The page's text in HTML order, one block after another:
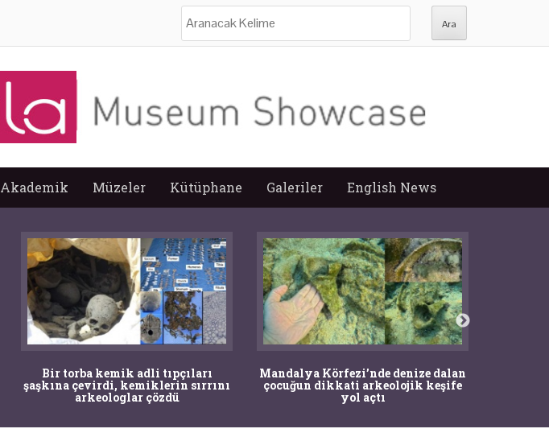
Akademik Müzeler Kütüphane Galeriler English News
Bir torba kemik adli tıpçıları
şaşkına çevirdi, kemiklerin sırrını
arkeologlar çözdü
Mandalya Körfezi’nde denize dalan
çocuğun dikkati arkeolojik keşife
yol açtı